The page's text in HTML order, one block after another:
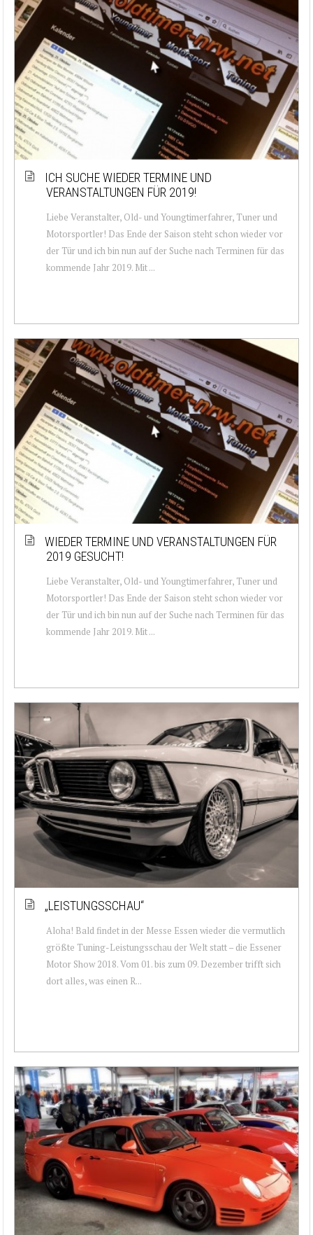
ICH SUCHE WIEDER TERMINE UND
VERANSTALTUNGEN FÜR 2019!
Liebe Veranstalter, Old- und Youngtimerfahrer, Tuner und
Motorsportler! Das Ende der Saison steht schon wieder vor
der Tür und ich bin nun auf der Suche nach Terminen für das
kommende Jahr 2019. Mit ...
WIEDER TERMINE UND VERANSTALTUNGEN FÜR
2019 GESUCHT!
Liebe Veranstalter, Old- und Youngtimerfahrer, Tuner und
Motorsportler! Das Ende der Saison steht schon wieder vor
der Tür und ich bin nun auf der Suche nach Terminen für das
kommende Jahr 2019. Mit ...
„LEISTUNGSSCHAU“
Aloha! Bald findet in der Messe Essen wieder die vermutlich
größte Tuning-Leistungsschau der Welt statt – die Essener
Motor Show 2018. Vom 01. bis zum 09. Dezember trifft sich
dort alles, was einen R...